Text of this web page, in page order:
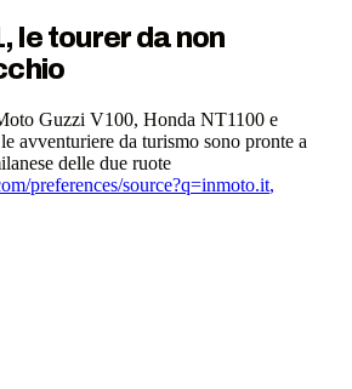
le tourer da non
Guzzi V100, Honda NT1100 e
avventuriere da turismo sono pronte a
delle due ruote
preferences/source?q=inmoto.it,